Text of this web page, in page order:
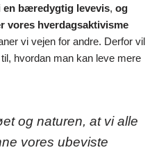
en bæredygtig levevis, og
vores hverdagsaktivisme
vi vejen for andre. Derfor vil
hvordan man kan leve mere
og naturen, at vi alle
vores ubeviste